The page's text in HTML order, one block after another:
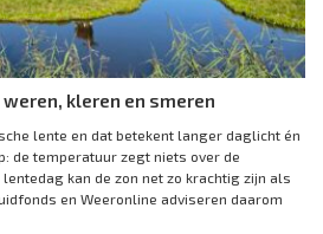
kleren en smeren
lente en dat betekent langer daglicht én
de temperatuur zegt niets over de
kan de zon net zo krachtig zijn als
en Weeronline adviseren daarom